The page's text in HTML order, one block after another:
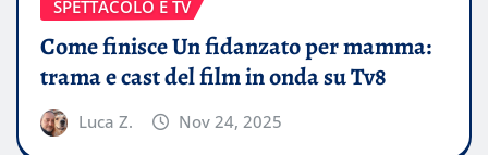
SPETTACOLO E TV
Come finisce Un fidanzato per mamma:
trama e cast del film in onda su Tv8
Luca Z. Nov 24, 2025